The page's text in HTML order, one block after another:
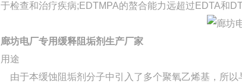
于检查和治疗疾病;EDTMPA的螯合能力远超过EDTA和
廊坊电厂专用缓释阻垢剂生产厂家
用途
由于本缓蚀阻垢剂分子中引入了多个聚氧乙烯基，所